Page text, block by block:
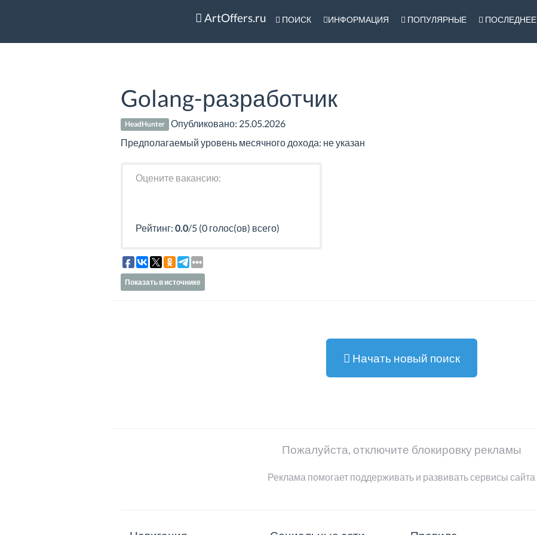
ArtOffers.ru ПОИСК ИНФОРМАЦИЯ ПОПУЛЯРНЫЕ ПОСЛЕДНЕЕ
Golang-разработчик
HeadHunter Опубликовано: 25.05.2026
Предполагаемый уровень месячного дохода: не указан
Оцените вакансию:
Рейтинг: 0.0/5 (0 голос(ов) всего)
Показать в источнике
Начать новый поиск
Пожалуйста, отключите блокировку рекламы
Реклама помогает поддерживать и развивать сервисы сайта